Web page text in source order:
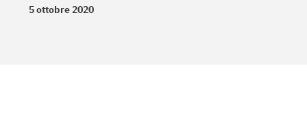
5 ottobre 2020